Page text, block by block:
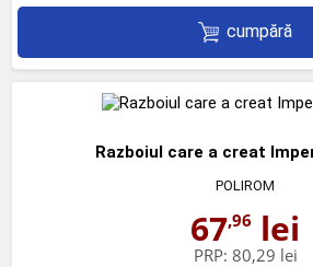
cumpără
Razboiul care a creat
POLIROM
67,96 lei
PRP: 80,29 lei